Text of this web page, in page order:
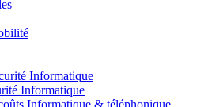
Informatique
Informatique
Informatique & téléphonique